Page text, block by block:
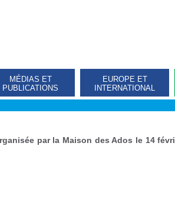
MÉDIAS ET
PUBLICATIONS
EUROPE ET
INTERNATIONAL
par la Maison des Ados le 14